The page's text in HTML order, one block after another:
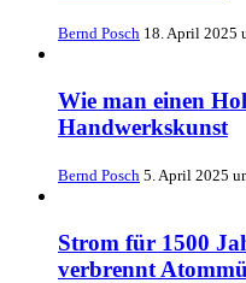
Bernd Posch 18. April 2025
Wie man einen
Handwerkskunst
Bernd Posch 5. April 2025
Strom für 1500
verbrennt